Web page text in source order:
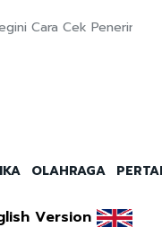
Cara Cek Penerima
OLAHRAGA
Version